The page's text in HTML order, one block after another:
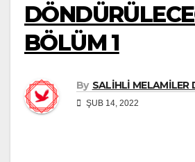
BÖLÜM 1
By SALİHLİ MELAMİLER
ŞUB 14, 2022